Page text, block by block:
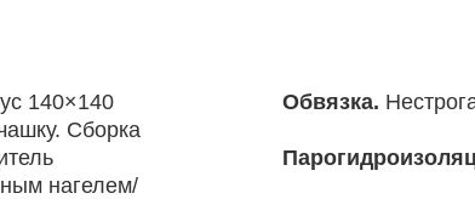
140×140
Сборка
нагелем/
Обвязка.